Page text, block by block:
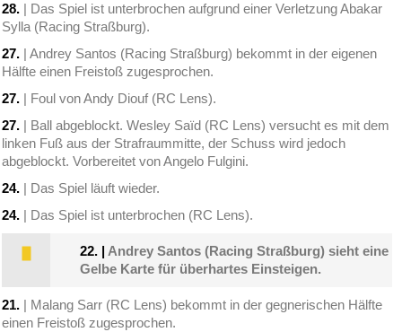
28. | Das Spiel ist unterbrochen aufgrund einer Verletzung Abakar
Sylla (Racing Straßburg).
27. | Andrey Santos (Racing Straßburg) bekommt in der eigenen
Hälfte einen Freistoß zugesprochen.
27. | Foul von Andy Diouf (RC Lens).
27. | Ball abgeblockt. Wesley Saïd (RC Lens) versucht es mit dem
linken Fuß aus der Strafraummitte, der Schuss wird jedoch
abgeblockt. Vorbereitet von Angelo Fulgini.
24. | Das Spiel läuft wieder.
24. | Das Spiel ist unterbrochen (RC Lens).
22. | Andrey Santos (Racing Straßburg) sieht eine
Gelbe Karte für überhartes Einsteigen.
21. | Malang Sarr (RC Lens) bekommt in der gegnerischen Hälfte
einen Freistoß zugesprochen.